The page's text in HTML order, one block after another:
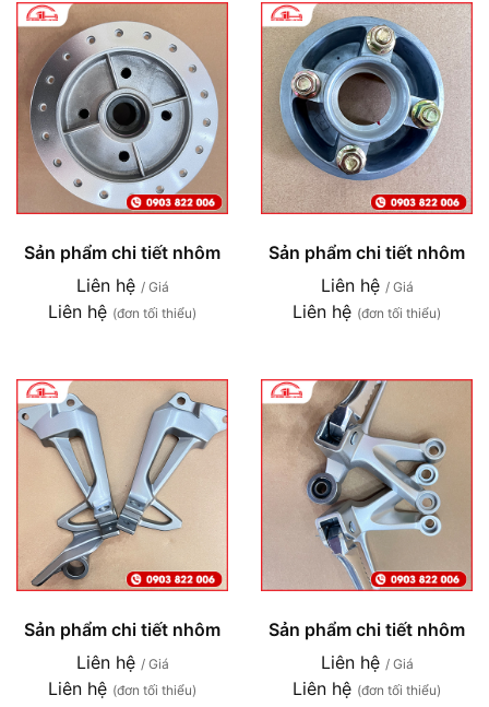
Sản phẩm chi tiết nhôm
Liên hệ / Giá
Liên hệ (đơn tối thiểu)
Sản phẩm chi tiết nhôm
Liên hệ / Giá
Liên hệ (đơn tối thiểu)
Sản phẩm chi tiết nhôm
Liên hệ / Giá
Liên hệ (đơn tối thiểu)
Sản phẩm chi tiết nhôm
Liên hệ / Giá
Liên hệ (đơn tối thiểu)